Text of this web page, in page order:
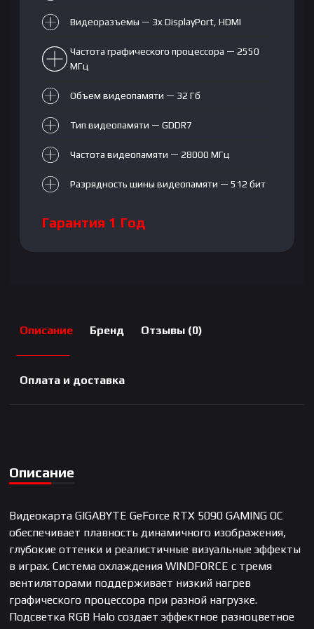
Видеоразъемы — 3xDisplayPort,HDMI
Частота графического процессора — 2550
МГц
Объем видеопамяти — 32 Гб
Тип видеопамяти — GDDR7
Частота видеопамяти — 28000 МГц
Разрядность шины видеопамяти — 512 бит
Гарантия 1 Год
Описание Бренд Отзывы (0)
Оплата и доставка
Описание
Видеокарта GIGABYTE GeForce RTX 5090 GAMING OC
обеспечивает плавность динамичного изображения,
глубокие оттенки и реалистичные визуальные эффекты
в играх. Система охлаждения WINDFORCE с тремя
вентиляторами поддерживает низкий нагрев
графического процессора при разной нагрузке.
Подсветка RGB Halo создает эффектное разноцветное